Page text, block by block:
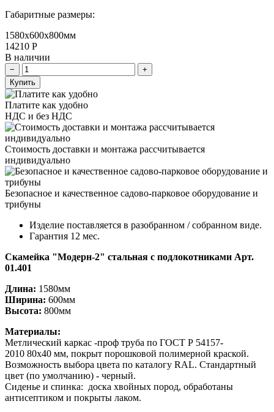
Габаритные размеры:
1580х600х800мм
14210 Р
В наличии
Купить
Платите как удобно
НДС и без НДС
Стоимость доставки и монтажа рассчитывается
индивидуально
Безопасное и качественное садово-парковое оборудование и
трибуны
Изделие поставляется в разобранном / собранном виде.
Гарантия 12 мес.
Скамейка "Модерн-2" стальная с подлокотниками Арт.
01.401
Длина: 1580мм
Ширина: 600мм
Высота: 800мм
Материалы:
Метлический каркас -проф труба по ГОСТ Р 54157-
2010 80х40 мм, покрыт порошковой полимерной краской.
Возможность выбора цвета по каталогу RAL. Стандартный
цвет (по умолчанию) - черный.
Сиденье и спинка: доска хвойных пород, обработаны
антисептиком и покрыты лаком.